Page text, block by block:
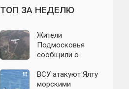
ТОП ЗА НЕДЕЛЮ
Жители
Подмосковья
сообщили о
обнародованы
подробности о
ВСУ атакуют Ялту
морскими